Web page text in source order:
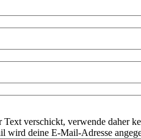
Text verschickt, verwende daher
wird deine E-Mail-Adresse